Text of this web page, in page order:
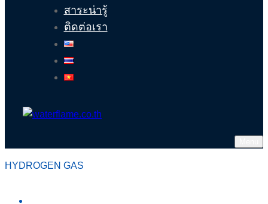
สาระน่ารู้
ติดต่อเรา
HYDROGEN GAS